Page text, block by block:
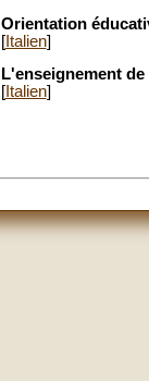
Orientation
[Italien]
L'enseignement
[Italien]